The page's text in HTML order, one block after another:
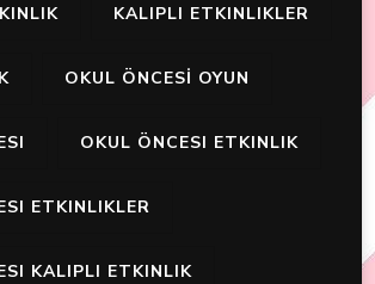
KALIPLI ETKINLIKLER
OKUL ÖNCESİ OYUN
OKUL ÖNCESI ETKINLIK
ETKINLIKLER
KALIPLI ETKINLIK